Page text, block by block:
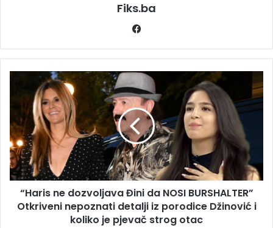
Fiks.ba
“Haris
dozvoljava
Đini
da
NOSI
BURSHALTER”
Otkriveni
nepoznati
detalji
“Haris ne dozvoljava Đini da NOSI BURSHALTER”
Otkriveni nepoznati detalji iz porodice Džinović i
koliko je pjevač strog otac